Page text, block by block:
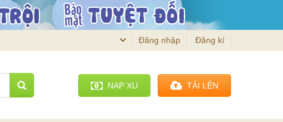
Đăng nhập Đăng kí
NẠP XU TẢI LÊN